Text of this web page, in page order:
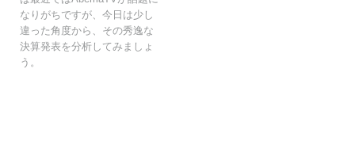
なりがちですが、今日は少し
違った角度から、その秀逸な
決算発表を分析してみましょ
う。